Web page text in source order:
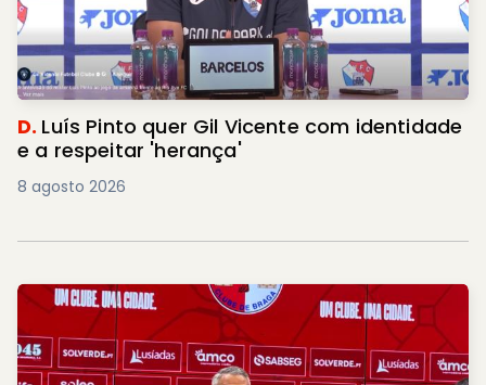
D. Luís Pinto quer Gil Vicente com identidade
e a respeitar 'herança'
8 agosto 2026